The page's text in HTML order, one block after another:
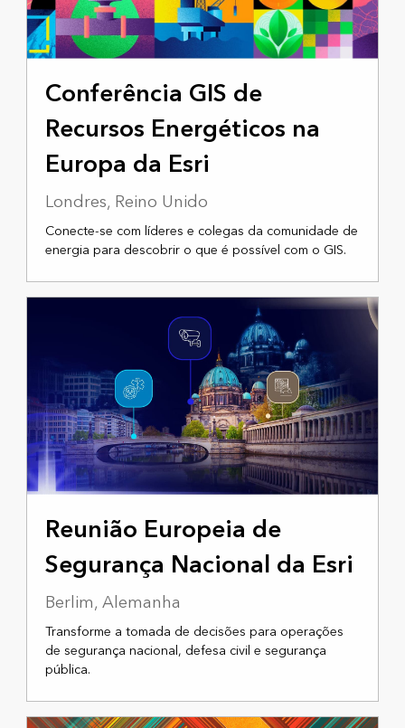
4 A 5 DE NOVEMBRO DE 2025
Conferência GIS de
Recursos Energéticos na
Europa da Esri
Londres, Reino Unido
Conecte-se com líderes e colegas da comunidade de
energia para descobrir o que é possível com o GIS.
Reunião Europeia de
Segurança Nacional da Esri
Berlim, Alemanha
Transforme a tomada de decisões para operações
de segurança nacional, defesa civil e segurança
pública.